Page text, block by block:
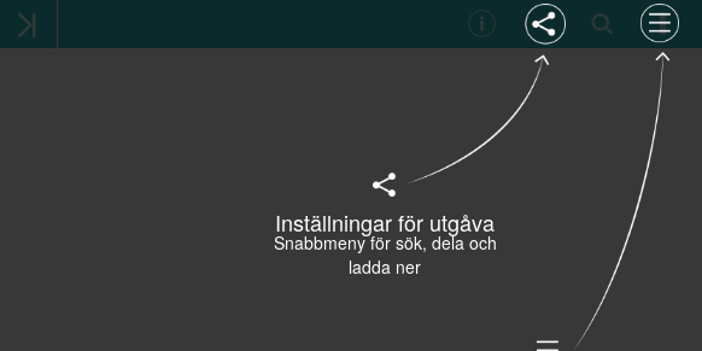
Inställningar för utgåva
Snabbmeny för sök, dela och
ladda ner